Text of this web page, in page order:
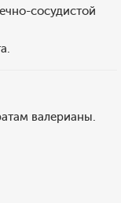
сосудистой
валерианы.